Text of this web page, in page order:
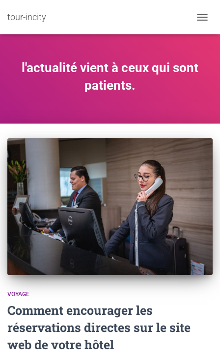
tour-incity
l'actualité vient à ceux qui sont
patients.
VOYAGE
Comment encourager les
réservations directes sur le site
web de votre hôtel